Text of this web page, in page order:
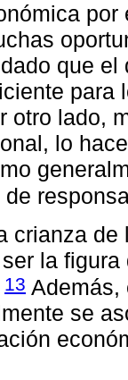
por
que
para
otro lado,
lo
de
crianza
la
13 Además,
se